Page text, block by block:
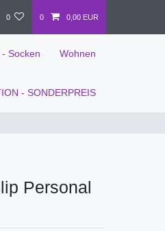
0 0 0,00 EUR
Socken Wohnen
- SONDERPREIS
Personal